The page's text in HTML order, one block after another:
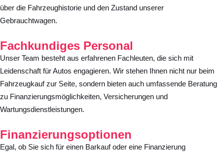
über die Fahrzeughistorie und den Zustand unserer
Gebrauchtwagen.
Fachkundiges Personal
Unser Team besteht aus erfahrenen Fachleuten, die sich mit
Leidenschaft für Autos engagieren. Wir stehen Ihnen nicht nur beim
Fahrzeugkauf zur Seite, sondern bieten auch umfassende Beratung
zu Finanzierungsmöglichkeiten, Versicherungen und
Wartungsdienstleistungen.
Finanzierungsoptionen
Egal, ob Sie sich für einen Barkauf oder eine Finanzierung